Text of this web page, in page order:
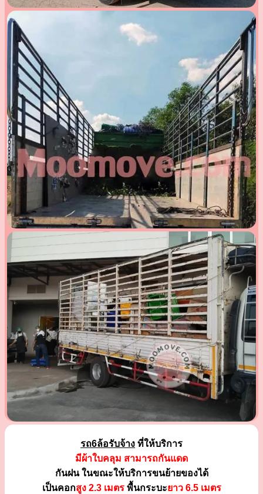
รถ6ล้อรับจ้าง ที่ให้บริการ
มีผ้าใบคลุม สามารถกันแดด
กันฝน ในขณะให้บริการขนย้ายของได้
เป็นคอกสูง 2.3 เมตรพื้นกระบะยาว 6.5 เมตร